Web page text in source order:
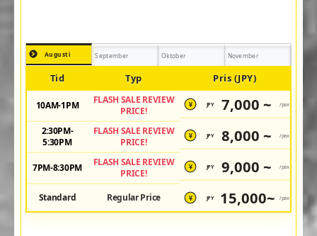
Augusti September Oktober November
Tid Typ Pris (JPY)
10AM-1PM
FLASH SALE REVIEW
PRICE!
¥ JPY 7,000 ~ /pax
2:30PM-
5:30PM
FLASH SALE REVIEW
PRICE!
¥ JPY 8,000 ~ /pax
7PM-8:30PM
FLASH SALE REVIEW
PRICE!
¥ JPY 9,000 ~ /pax
Standard Regular Price ¥ JPY 15,000~ /pax